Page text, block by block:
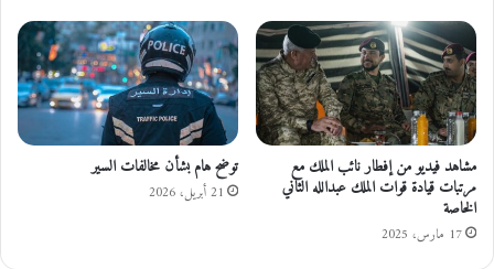
و
ظ
ف
ي
ن
"
أ
س
م
ا
ت
ك
”
ل
ت
س
ه
ي
ل
ا
مشاهد فيديو من إفطار نائب الملك مع
مرتبات قيادة قوات الملك عبدالله الثاني
الخاصة
17 مارس، 2025
توضح هام بشأن مخالفات السير
21 أبريل، 2026